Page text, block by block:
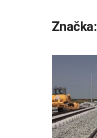
Značka: